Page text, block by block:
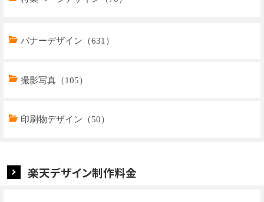
トップページデザイン（32）
商品ページデザイン（769）
特集ページデザイン（59）
バナーデザイン（631）
撮影写真（105）
印刷物デザイン（50）
楽天デザイン制作料金